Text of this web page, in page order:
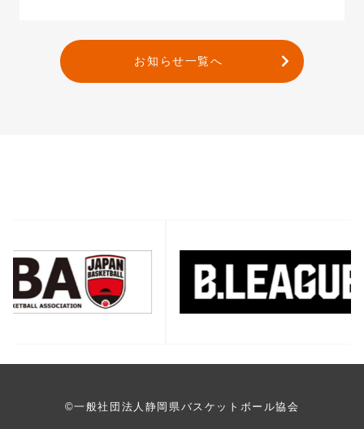
お知らせ一覧へ
©一般社団法人静岡県バスケットボール協会